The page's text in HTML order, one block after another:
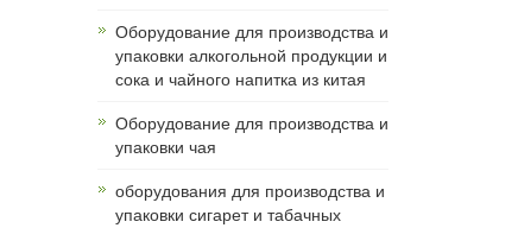
Оборудование для производства и
упаковки алкогольной продукции и
сока и чайного напитка из китая
Оборудование для производства и
упаковки чая
оборудования для производства и
упаковки сигарет и табачных